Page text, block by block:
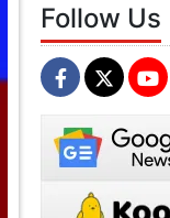
Follow Us